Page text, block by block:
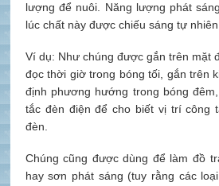
lượng để nuôi. Năng lượng phát
lúc chất này được chiếu sáng tự nhiên.
Ví dụ: Như chúng được gắn trên mặt
đọc thời giờ trong bóng tối, gắn trên
định phương hướng trong bóng
tắc đèn điện để cho biết vị trí công
đèn.
Chúng cũng được dùng để làm đồ
hay sơn phát sáng (tuy rằng các